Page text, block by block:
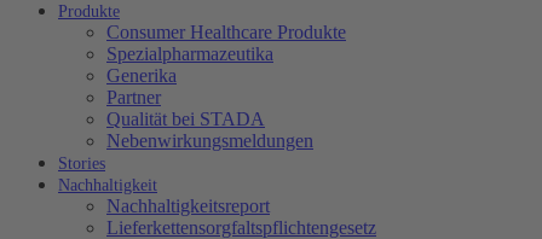
Produkte
Consumer Healthcare Produkte
Spezialpharmazeutika
Generika
Partner
Qualität bei STADA
Nebenwirkungsmeldungen
Stories
Nachhaltigkeit
Nachhaltigkeitsreport
Lieferkettensorgfaltspflichtengesetz